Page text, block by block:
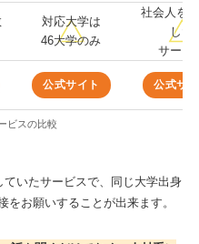
対応大学は
46大学のみ
社会人を
した
サービ
公式サイト 公式サ
ビスの比較
ていたサービスで、同じ大学出身
お願いすることが出来ます。